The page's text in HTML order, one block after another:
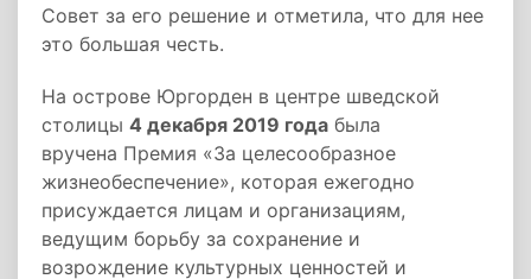
Совет за его решение и отметила, что для нее
это большая честь.
На острове Юргорден в центре шведской
столицы 4 декабря 2019 года была
вручена Премия «За целесообразное
жизнеобеспечение», которая ежегодно
присуждается лицам и организациям,
ведущим борьбу за сохранение и
возрождение культурных ценностей и